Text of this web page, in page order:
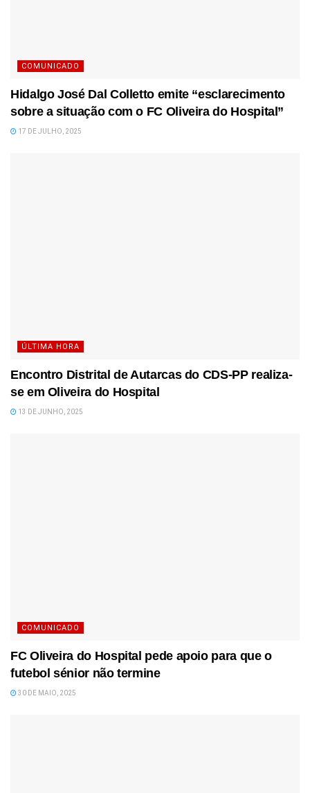
COMUNICADO
Hidalgo José Dal Colletto emite “esclarecimento
sobre a situação com o FC Oliveira do Hospital”
17 DE JULHO, 2025
ÚLTIMA HORA
Encontro Distrital de Autarcas do CDS-PP realiza-
se em Oliveira do Hospital
13 DE JUNHO, 2025
COMUNICADO
FC Oliveira do Hospital pede apoio para que o
futebol sénior não termine
30 DE MAIO, 2025